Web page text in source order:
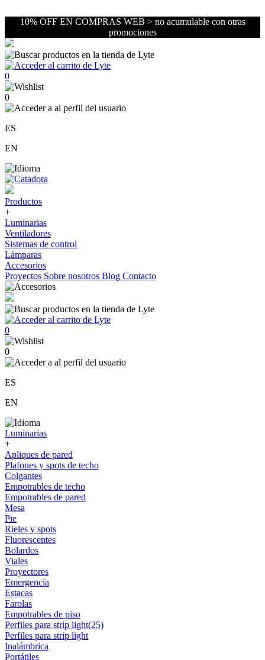
10% OFF EN COMPRAS WEB > no acumulable con otras
promociones
0
0
ES
EN
Productos
+
Luminarias
Ventiladores
Sistemas de control
Lámparas
Accesorios
Proyectos Sobre nosotros Blog Contacto
0
0
ES
EN
Luminarias
+
Apliques de pared
Plafones y spots de techo
Colgantes
Empotrables de techo
Empotrables de pared
Mesa
Pie
Rieles y spots
Fluorescentes
Bolardos
Viales
Proyectores
Emergencia
Estacas
Farolas
Empotrables de piso
Perfiles para strip light(25)
Perfiles para strip light
Inalámbrica
Portátiles